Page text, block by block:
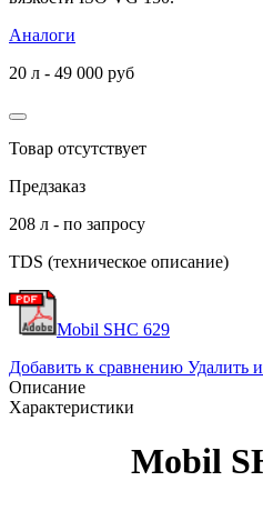
Аналоги
20 л - 49 000 руб
Товар отсутствует
Предзаказ
208 л - по запросу
TDS (техническое описание)
Mobil SHC 629
Добавить к сравнению Удалить
Описание
Характеристики
Mobil